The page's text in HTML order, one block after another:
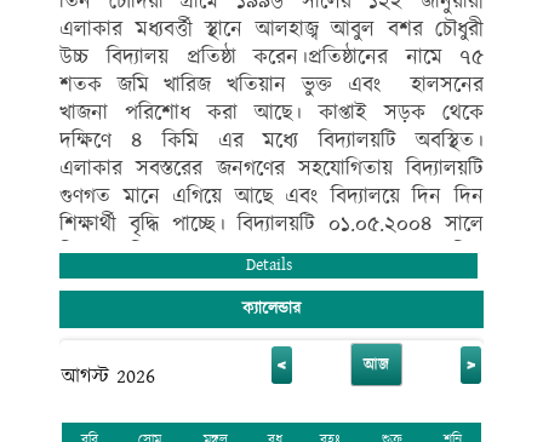
এলাকার মধ্যবর্ত্তী স্থানে আলহাজ্ব আবুল বশর চৌধুরী
উচ্চ বিদ্যালয় প্রতিষ্ঠা করেন।প্রতিষ্ঠানের নামে ৭৫
শতক জমি খারিজ খতিয়ান ভুক্ত এবং হালসনের
খাজনা পরিশোধ করা আছে। কাপ্তাই সড়ক থেকে
দক্ষিণে ৪ কিমি এর মধ্যে বিদ্যালয়টি অবস্থিত।
এলাকার সবস্তরের জনগণের সহযোগিতায় বিদ্যালয়টি
গুণগত মানে এগিয়ে আছে এবং বিদ্যালয়ে দিন দিন
শিক্ষার্থী বৃদ্ধি পাচ্ছে। বিদ্যালয়টি ০১.০৫.২০০৪ সালে
নিম্ন মাধ্যমিক স্তর এবং ০১/০৭/২০১৯ সালে মাধ্যমিক
স্তর এমপিও ভুক্তি লাভ করে এর বর্তমানে শিক্ষা বোর্ড
কর্তৃক একাডেমিক (বিজ্ঞান, মানবিক ও ব্যবসায় শিক্ষা
শাখা) স্বীকৃতি প্রাপ্ত। বিদ্যালয়ে বর্তমানে দুই কক্ষ
বিশিষ্ঠ একতলা ভবন ১টি ও চারতলা বিশিষ্ঠ ভবন ১টি
বিদ্যমান। বিদ্যালয়টি প্রতিষ্ঠার পর থেকে গ্রামীণ শিক্ষা
ব্যবস্থাকে এগিয়ে নিয়ে যাওয়ার লক্ষ্যে অগ্রণী ভূমিকা
Details
ক্যালেন্ডার
আগস্ট 2026 < আজ >